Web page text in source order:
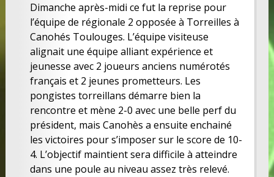
Dimanche après-midi ce fut la reprise pour
l’équipe de régionale 2 opposée à Torreilles à
Canohés Toulouges. L’équipe visiteuse
alignait une équipe alliant expérience et
jeunesse avec 2 joueurs anciens numérotés
français et 2 jeunes prometteurs. Les
pongistes torreillans démarre bien la
rencontre et mène 2-0 avec une belle perf du
président, mais Canohès a ensuite enchainé
les victoires pour s’imposer sur le score de 10-
4. L’objectif maintient sera difficile à atteindre
dans une poule au niveau assez très relevé.